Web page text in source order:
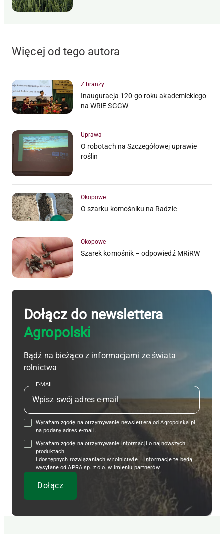
Więcej od tego autora
Z branży
Inauguracja 120-go roku akademickiego
na WRiE SGGW
Uprawa
O robotach na Szczegółowej uprawie
roślin
Okopowe
O szarku komośniku na Radzie
Okopowe
Szarek komośnik – odpowiedź MRiRW
Dołącz do newslettera
Agropolski
Bądź na bieżąco z informacjami ze świata
rolnictwa
E-MAIL
Wyrażam zgodę na otrzymywanie newslettera od Agropolska.pl
na podany adres e-mail.
Wyrażam zgodę na otrzymywanie informacji o najnowszych
produktach
i dostępnych rozwiązaniach w rolnictwie – informacje te będą
wysyłane od APRA sp. z o.o. w imieniu partnerów.